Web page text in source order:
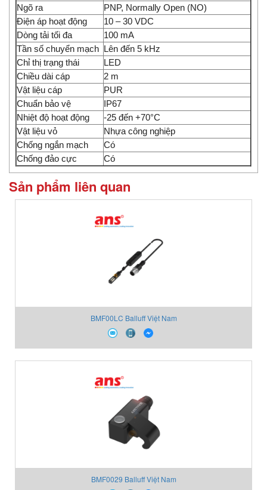
Ngõ ra
PNP, Normally Open (NO)
Điện áp hoạt động
10 – 30 VDC
Dòng tải tối đa
100 mA
Tần số chuyển mạch Lên đến 5 kHz
Chỉ thị trạng thái
LED
Chiều dài cáp
2 m
Vật liệu cáp
PUR
Chuẩn bảo vệ
IP67
Nhiệt độ hoạt động
-25 đến +70°C
Vật liệu vỏ
Nhựa công nghiệp
Chống ngắn mạch
Có
Chống đảo cực
Có
Sản phẩm liên quan
BMF00LC Balluff Việt Nam
BMF0029 Balluff Việt Nam